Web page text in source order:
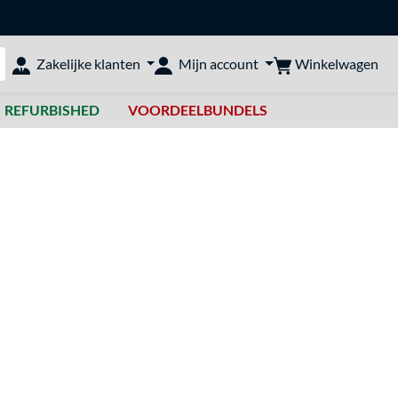
doorzoeken
Zakelijke klanten Mijn account Winkelwagen
REFURBISHED VOORDEELBUNDELS